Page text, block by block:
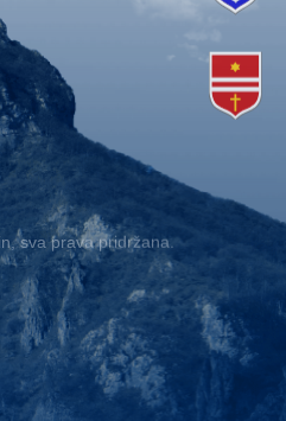
sva prava pridržana.